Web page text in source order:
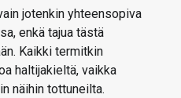
jotenkin yhteensopiva
enkä tajua tästä
Kaikki termitkin
haltijakieltä, vaikka
näihin tottuneilta.